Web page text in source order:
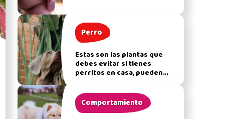
Perro
Estas son las plantas que
debes evitar si tienes
perritos en casa, pueden
Comportamiento